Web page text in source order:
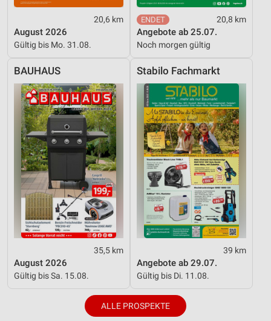
20,6 km
August 2026
Gültig bis Mo. 31.08.
20,8 km
Angebote ab 25.07.
Noch morgen gültig
BAUHAUS
35,5 km
August 2026
Gültig bis Sa. 15.08.
Stabilo Fachmarkt
39 km
Angebote ab 29.07.
Gültig bis Di. 11.08.
ALLE PROSPEKTE